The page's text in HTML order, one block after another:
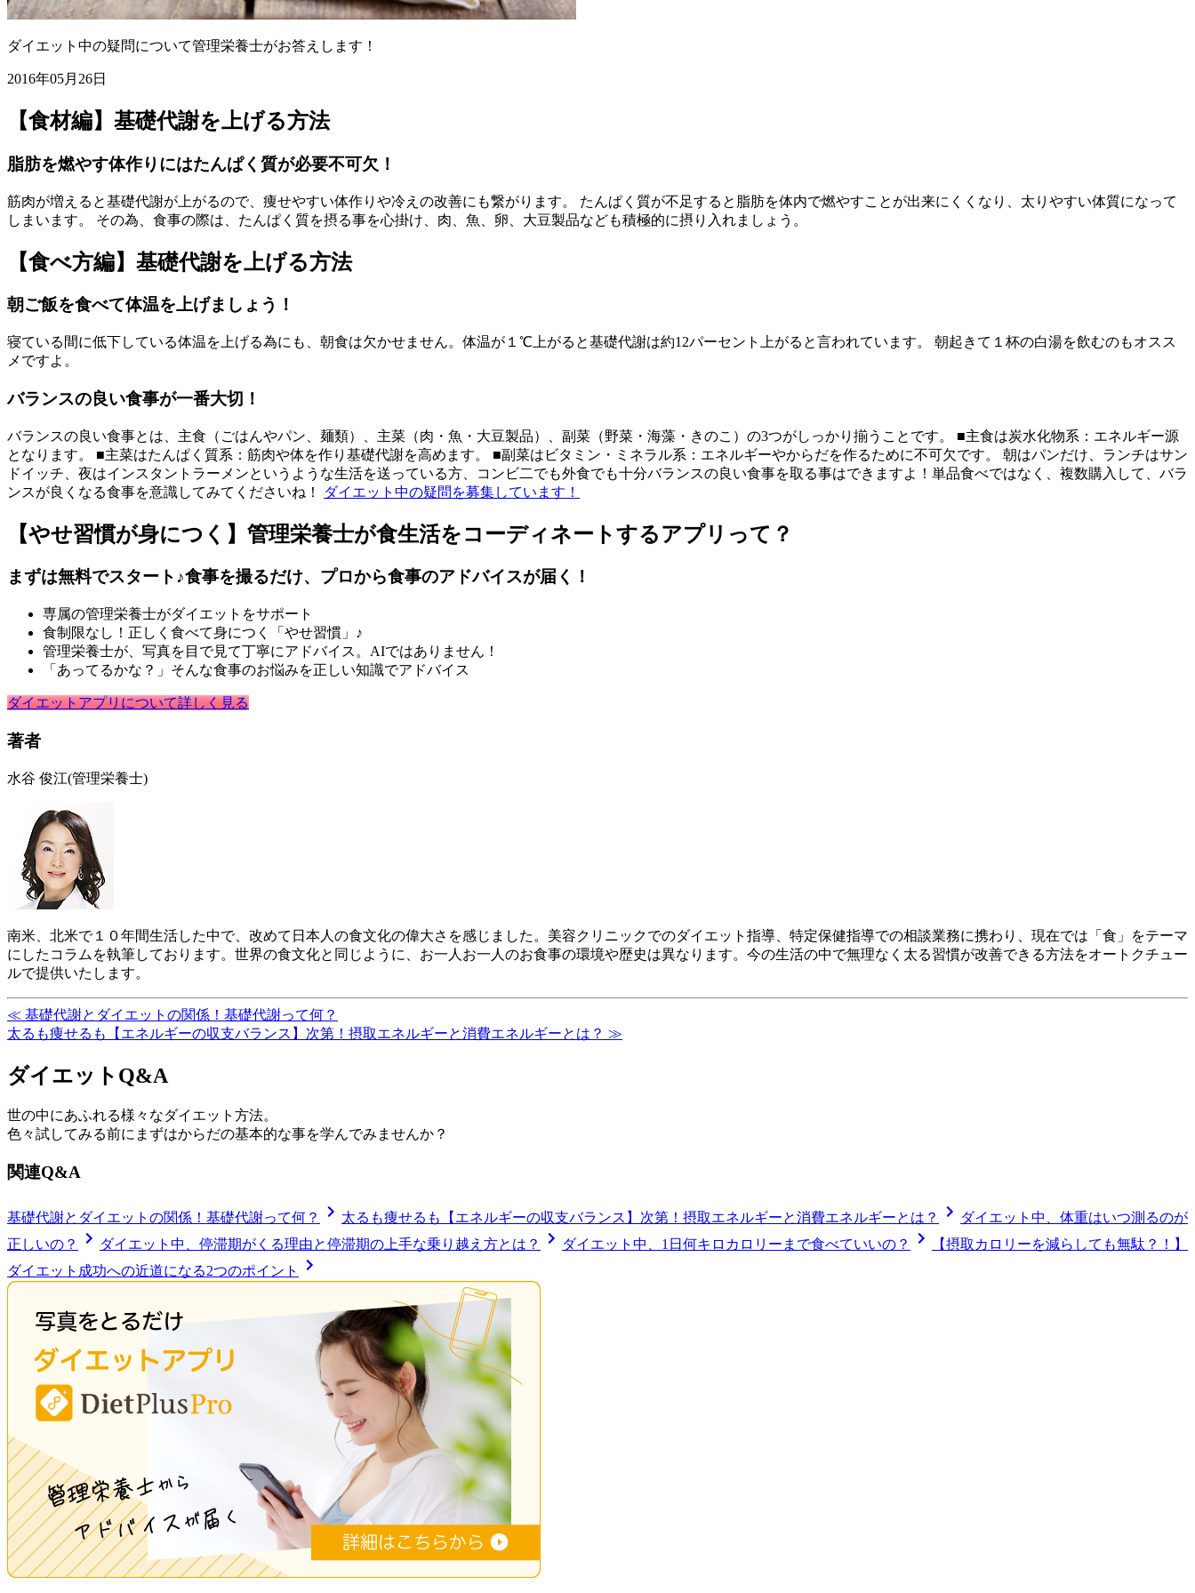
ダイエット中の疑問について管理栄養士がお答えします！
2016年05月26日
【食材編】基礎代謝を上げる方法
脂肪を燃やす体作りにはたんぱく質が必要不可欠！
筋肉が増えると基礎代謝が上がるので、痩せやすい体作りや冷えの改善にも繋がります。 たんぱく質が不足すると脂肪を体内で燃やすことが出来にくくなり、太りやすい体質になって
しまいます。 その為、食事の際は、たんぱく質を摂る事を心掛け、肉、魚、卵、大豆製品なども積極的に摂り入れましょう。
【食べ方編】基礎代謝を上げる方法
朝ご飯を食べて体温を上げましょう！
寝ている間に低下している体温を上げる為にも、朝食は欠かせません。体温が１℃上がると基礎代謝は約12パーセント上がると言われています。 朝起きて１杯の白湯を飲むのもオスス
メですよ。
バランスの良い食事が一番大切！
バランスの良い食事とは、主食（ごはんやパン、麺類）、主菜（肉・魚・大豆製品）、副菜（野菜・海藻・きのこ）の3つがしっかり揃うことです。 ■主食は炭水化物系：エネルギー源
となります。 ■主菜はたんぱく質系：筋肉や体を作り基礎代謝を高めます。 ■副菜はビタミン・ミネラル系：エネルギーやからだを作るために不可欠です。 朝はパンだけ、ランチはサン
ドイッチ、夜はインスタントラーメンというような生活を送っている方、コンビ二でも外食でも十分バランスの良い食事を取る事はできますよ！単品食べではなく、複数購入して、バラ
ンスが良くなる食事を意識してみてくださいね！
ダイエット中の疑問を募集しています！
【やせ習慣が身につく】管理栄養士が食生活をコーディネートするアプリって？
まずは無料でスタート♪食事を撮るだけ、プロから食事のアドバイスが届く！
専属の管理栄養士がダイエットをサポート
食制限なし！正しく食べて身につく「やせ習慣」♪
管理栄養士が、写真を目で見て丁寧にアドバイス。AIではありません！
「あってるかな？」そんな食事のお悩みを正しい知識でアドバイス
ダイエットアプリについて詳しく見る
著者
水谷 俊江(管理栄養士)
南米、北米で１０年間生活した中で、改めて日本人の食文化の偉大さを感じました。美容クリニックでのダイエット指導、特定保健指導での相談業務に携わり、現在では「食」をテーマ
にしたコラムを執筆しております。世界の食文化と同じように、お一人お一人のお食事の環境や歴史は異なります。今の生活の中で無理なく太る習慣が改善できる方法をオートクチュー
ルで提供いたします。
≪ 基礎代謝とダイエットの関係！基礎代謝って何？
太るも痩せるも【エネルギーの収支バランス】次第！摂取エネルギーと消費エネルギーとは？ ≫
ダイエットQ&A
世の中にあふれる様々なダイエット方法。
色々試してみる前にまずはからだの基本的な事を学んでみませんか？
関連Q&A
基礎代謝とダイエットの関係！基礎代謝って何？ 太るも痩せるも【エネルギーの収支バランス】次第！摂取エネルギーと消費エネルギーとは？
ダイエット中、体重はいつ測るのが
正しいの？
ダイエット中、停滞期がくる理由と停滞期の上手な乗り越え方とは？ ダイエット中、1日何キロカロリーまで食べていいの？
【摂取カロリーを減らしても無駄？！】
ダイエット成功への近道になる2つのポイント